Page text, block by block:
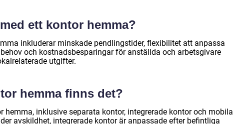
ett kontor hemma?
inkluderar minskade pendlingstider, flexibilitet att anpassa
och kostnadsbesparingar för anställda och arbetsgivare
utgifter.
hemma finns det?
hemma, inklusive separata kontor, integrerade kontor och mobila
avskildhet, integrerade kontor är anpassade efter befintliga